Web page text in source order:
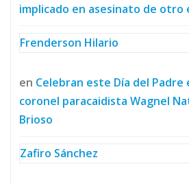
implicado en asesinato de otro
Frenderson Hilario
en Celebran este Día del Padre
coronel paracaidista Wagnel
Brioso
Zafiro Sánchez